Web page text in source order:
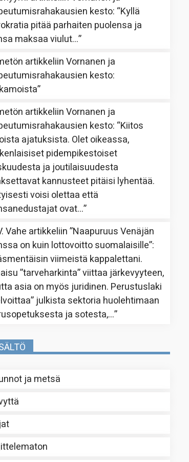
kesto: “Kyllä
pitää parhaiten puolensa ja
maksaa viulut…”
artikkeliinVornanen ja
kesto:
”
artikkeliinVornanen ja
kesto: “Kiitos
ajatuksista. Olet oikeassa,
pidempikestoiset
ja joutilaisuudesta
kannusteet pitäisi lyhentää.
voisi olettaa että
ovat…”
Vahe artikkeliin”Naapuruus Venäjän
on kuin lottovoitto suomalaisille”:
viimeistä kappalettani.
”tarveharkinta” viittaa järkevyyteen,
asia on myös juridinen. Perustuslaki
julkista sektoria huolehtimaan
ja sotesta,…”
ja metsä